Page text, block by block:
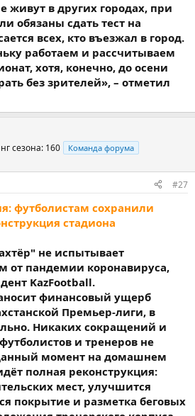
живут в других городах, при
обязаны сдать тест на
всех, кто въезжал в город.
работаем и рассчитываем
хотя, конечно, до осени
без зрителей», – отметил
сезона: 160 Команда форума
#27
футболистам сохранили
стадиона
не испытывает
от пандемии коронавируса,
KazFootball.
финансовый ущерб
Премьер-лиги, в
Никаких сокращений и
и тренеров не
момент на домашнем
полная реконструкция:
мест, улучшится
покрытие и разметка беговых